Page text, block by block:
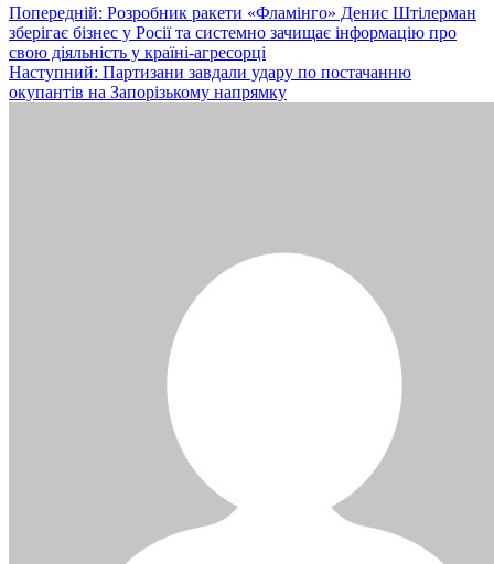
Навігація
записів
Попередній: Розробник ракети «Фламінго» Денис Штілерман
зберігає бізнес у Росії та системно зачищає інформацію про
свою діяльність у країні-агресорці
Наступний: Партизани завдали удару по постачанню
окупантів на Запорізькому напрямку